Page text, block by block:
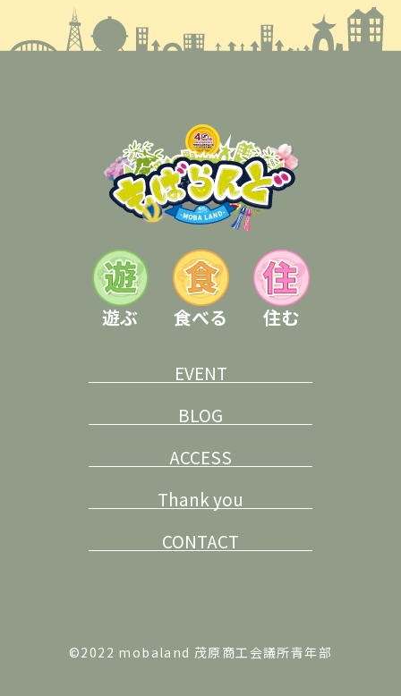
遊ぶ 食べる 住む
EVENT
BLOG
ACCESS
Thank you
CONTACT
©2022 mobaland 茂原商工会議所青年部